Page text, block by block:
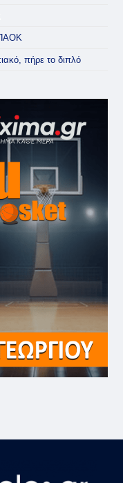
ΠΑΟΚ
πήρε το διπλό